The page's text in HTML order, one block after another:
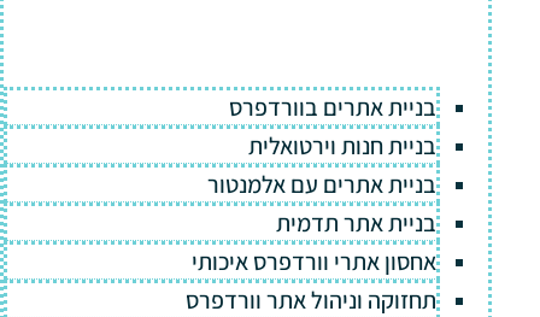
בניית אתרים בוורדפרס
בניית חנות וירטואלית
בניית אתרים עם אלמנטור
בניית אתר תדמית
אחסון אתרי וורדפרס איכותי
תחזוקה וניהול אתר וורדפרס